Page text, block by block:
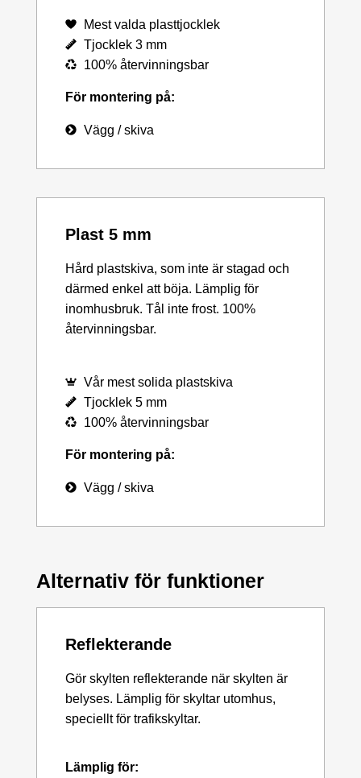
Mest valda plasttjocklek
Tjocklek 3 mm
100% återvinningsbar
För montering på:
Vägg / skiva
Plast 5 mm
Hård plastskiva, som inte är stagad och
därmed enkel att böja. Lämplig för
inomhusbruk. Tål inte frost. 100%
återvinningsbar.
Vår mest solida plastskiva
Tjocklek 5 mm
100% återvinningsbar
För montering på:
Vägg / skiva
Alternativ för funktioner
Reflekterande
Gör skylten reflekterande när skylten är
belyses. Lämplig för skyltar utomhus,
speciellt för trafikskyltar.
Lämplig för: